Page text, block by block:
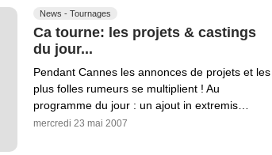
News - Tournages
Ca tourne: les projets & castings
du jour...
Pendant Cannes les annonces de projets et les
plus folles rumeurs se multiplient ! Au
programme du jour : un ajout in extremis…
mercredi 23 mai 2007